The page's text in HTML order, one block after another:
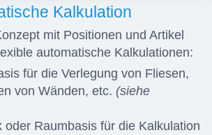
Kalkulation
mit Positionen und Artikel
automatische Kalkulationen:
für die Verlegung von Fliesen,
von Wänden, etc. (siehe
oder Raumbasis für die Kalkulation